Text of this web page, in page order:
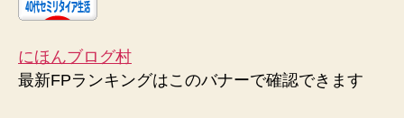
にほんブログ村
最新FPランキングはこのバナーで確認できます